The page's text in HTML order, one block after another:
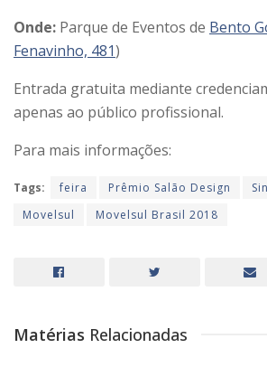
Onde: Parque de Eventos de Bento
Fenavinho, 481)
Entrada gratuita mediante
apenas ao público profissional.
Para mais informações:
Tags: feira Prêmio Salão Design
Movelsul
Movelsul Brasil 2018
Matérias Relacionadas